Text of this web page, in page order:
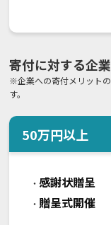
寄付に対する企
※企業への寄付メリット
す。
50万円以上
・感謝状贈呈
・ 贈呈式開催